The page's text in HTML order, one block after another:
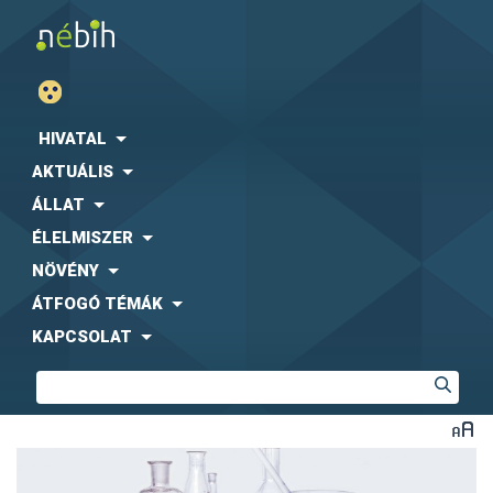
HIVATAL
AKTUÁLIS
ÁLLAT
ÉLELMISZER
NÖVÉNY
ÁTFOGÓ TÉMÁK
KAPCSOLAT